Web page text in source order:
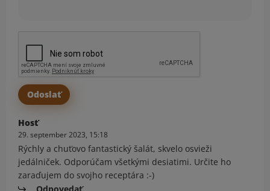
Hosť
29. september 2023, 15:18
Rýchly a chuťovo fantastický šalát, skvelo osvieži
jedálniček. Odporúčam všetkými desiatimi. Určite ho
zaraďujem do svojho receptára :-)